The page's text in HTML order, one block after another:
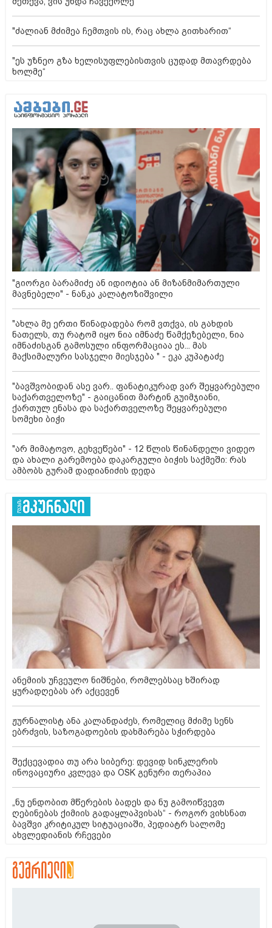
"ძალიან მძიმეა ჩემთვის ის, რაც ახლა გითხარით“
"ეს უზნეო გზა ხელისუფლებისთვის ცუდად მთავრდება
ხოლმე“
"გიორგი ბარამიძე ან იდიოტია ან მიზანმიმართული
მავნებელი" - ნანკა კალატოზიშვილი
"ახლა მე ერთი წინადადება რომ ვთქვა, ის გახდის
ნათელს, თუ რატომ იყო ნია იმნაძე წამქეზებელი, ნია
იმნაძისგან გამოსული ინფორმაციაა ეს... მას
მაქსიმალური სასჯელი მიესჯება " - ეკა კუპატაძე
"ბავშვობიდან ასე ვარ.. ფანატიკურად ვარ შეყვარებული
საქართველოზე" - გაიცანით მარტინ გუიმჯიანი,
ქართულ ენასა და საქართველოზე შეყვარებული
სომეხი ბიჭი
"არ მიმატოვო, გეხვეწები" - 12 წლის წინანდელი ვიდეო
და ახალი გარემოება დაკარგული ბიჭის საქმეში: რას
ამბობს გურამ დადიანიძის დედა
ანემიის უჩვეულო ნიშნები, რომლებსაც ხშირად
ყურადღებას არ აქცევენ
ჟურნალისტ ანა კალანდაძეს, რომელიც მძიმე სენს
ებრძვის, საზოგადოების დახმარება სჭირდება
შექცევადია თუ არა სიბერე: დევიდ სინკლერის
ინოვაციური კვლევა და OSK გენური თერაპია
„ნუ ენდობით მწერების ბადეს და ნუ გამოიწვევთ
ღებინებას ქიმიის გადაყლაპვისას“ - როგორ ვიხსნათ
ბავშვი კრიტიკულ სიტუაციაში, პედიატრ სალომე
ახვლედიანის რჩევები